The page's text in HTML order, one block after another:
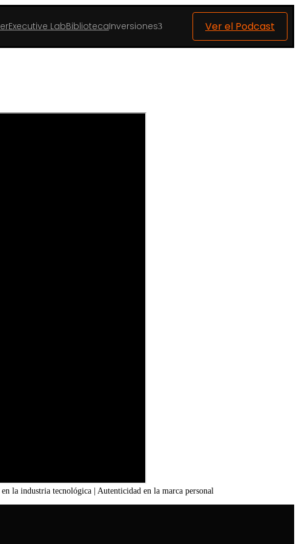
Executive LabBibliotecaInversiones3 Ver el Podcast
la industria tecnológica | Autenticidad en la marca personal